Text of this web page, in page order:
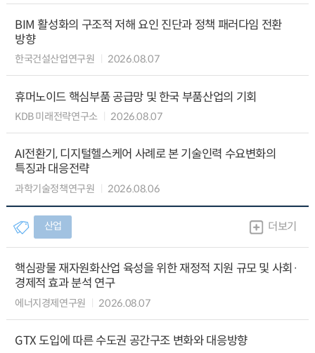
BIM 활성화의 구조적 저해 요인 진단과 정책 패러다임 전환
방향
한국건설산업연구원 2026.08.07
휴머노이드 핵심부품 공급망 및 한국 부품산업의 기회
KDB 미래전략연구소 2026.08.07
AI전환기, 디지털헬스케어 사례로 본 기술인력 수요변화의
특징과 대응전략
과학기술정책연구원 2026.08.06
산업 더보기
핵심광물 재자원화산업 육성을 위한 재정적 지원 규모 및 사회·
경제적 효과 분석 연구
에너지경제연구원 2026.08.07
GTX 도입에 따른 수도권 공간구조 변화와 대응방향